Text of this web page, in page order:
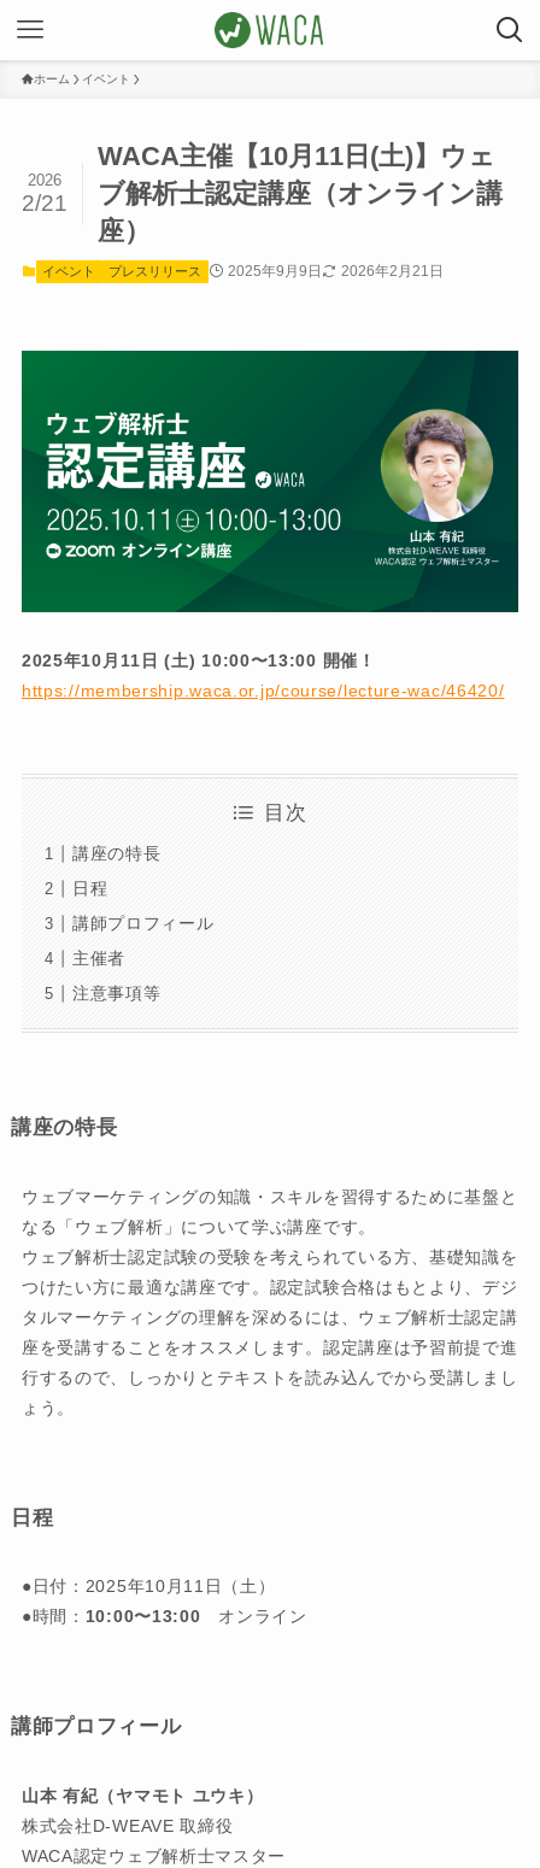
ホーム イベント
WACA主催【10月11日(土)】ウェ
ブ解析士認定講座（オンライン講
座）
2026
2/21
イベント プレスリリース 2025年9月9日 2026年2月21日
2025年10月11日 (土) 10:00〜13:00 開催！
https://membership.waca.or.jp/course/lecture-wac/46420/
目次
講座の特長
日程
講師プロフィール
主催者
注意事項等
講座の特長
ウェブマーケティングの知識・スキルを習得するために基盤と
なる「ウェブ解析」について学ぶ講座です。
ウェブ解析士認定試験の受験を考えられている方、基礎知識を
つけたい方に最適な講座です。認定試験合格はもとより、デジ
タルマーケティングの理解を深めるには、ウェブ解析士認定講
座を受講することをオススメします。認定講座は予習前提で進
行するので、しっかりとテキストを読み込んでから受講しまし
ょう。
日程
●日付：2025年10月11日（土）
●時間： 10:00〜13:00 オンライン
講師プロフィール
山本 有紀（ヤマモト ユウキ）
株式会社D-WEAVE 取締役
WACA認定ウェブ解析士マスター